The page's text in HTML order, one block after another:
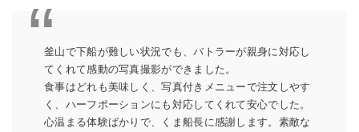
釜山で下船が難しい状況でも、バトラーが親身に対応し
てくれて感動の写真撮影ができました。
食事はどれも美味しく、写真付きメニューで注文しやす
く、ハーフポーションにも対応してくれて安心でした。
心温まる体験ばかりで、くま船長に感謝します。素敵な